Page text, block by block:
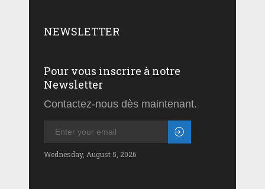
NEWSLETTER
Pour vous inscrire à notre
Newsletter
Contactez-nous dès maintenant.
Wednesday, August 5, 2026